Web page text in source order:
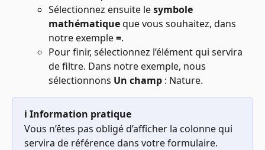
Sélectionnez ensuite le symbole
mathématique que vous souhaitez, dans
notre exemple =.
Pour finir, sélectionnez l’élément qui servira
de filtre. Dans notre exemple, nous
sélectionnons Un champ : Nature.
ℹ️ Information pratique
Vous n’êtes pas obligé d’afficher la colonne qui
servira de référence dans votre formulaire.